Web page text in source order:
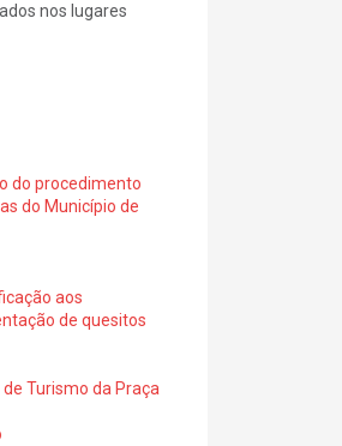
nos lugares
do procedimento
do Município de
aos
de quesitos
Turismo da Praça